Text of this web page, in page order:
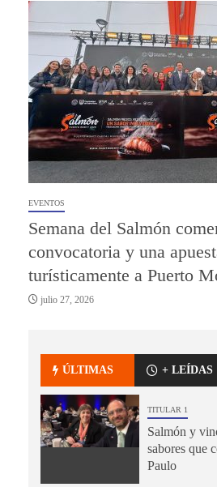
EVENTOS
Semana del Salmón
convocatoria y una
turísticamente a Puerto
julio 27, 2026
ÚLTIMAS + LEÍDAS
TITULAR 1
Salmón y
sabores que
Paulo